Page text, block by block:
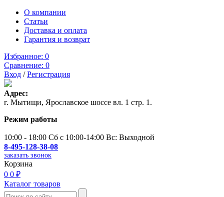
О компании
Статьи
Доставка и оплата
Гарантия и возврат
Избранное: 0
Сравнение: 0
Вход /Регистрация
Адрес:
г. Мытищи, Ярославское шоссе вл. 1 стр. 1.
Режим работы
10:00 - 18:00 Сб с 10:00-14:00 Вс: Выходной
8-495-128-38-08
заказать звонок
Корзина
0 0 ₽
Каталог товаров